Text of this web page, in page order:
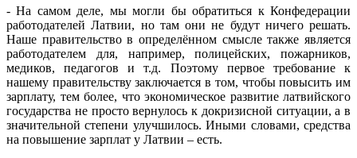
- На самом деле, мы могли бы обратиться к Конфедерации
работодателей Латвии, но там они не будут ничего решать.
Наше правительство в определённом смысле также является
работодателем для, например, полицейских, пожарников,
медиков, педагогов и т.д. Поэтому первое требование к
нашему правительству заключается в том, чтобы повысить им
зарплату, тем более, что экономическое развитие латвийского
государства не просто вернулось к докризисной ситуации, а в
значительной степени улучшилось. Иными словами, средства
на повышение зарплат у Латвии – есть.